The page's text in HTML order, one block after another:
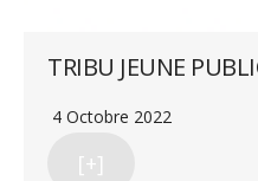
TRIBU JEUNE
4 Octobre 2022
[+]